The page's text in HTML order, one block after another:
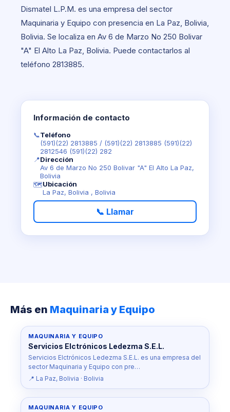
Dismatel L.P.M. es una empresa del sector
Maquinaria y Equipo con presencia en La Paz, Bolivia,
Bolivia. Se localiza en Av 6 de Marzo No 250 Bolivar
"A" El Alto La Paz, Bolivia. Puede contactarlos al
teléfono 2813885.
Información de contacto
📞Teléfono
(591)(22) 2813885 / (591)(22) 2813885 (591)(22)
2812546 (591)(22) 282
📍Dirección
Av 6 de Marzo No 250 Bolivar "A" El Alto La Paz,
Bolivia
🗺️Ubicación
La Paz, Bolivia , Bolivia
📞 Llamar
Más en Maquinaria y Equipo
MAQUINARIA Y EQUIPO
Servicios Elctrónicos Ledezma S.E.L.
Servicios Elctrónicos Ledezma S.E.L. es una empresa del
sector Maquinaria y Equipo con pre…
📍 La Paz, Bolivia · Bolivia
MAQUINARIA Y EQUIPO